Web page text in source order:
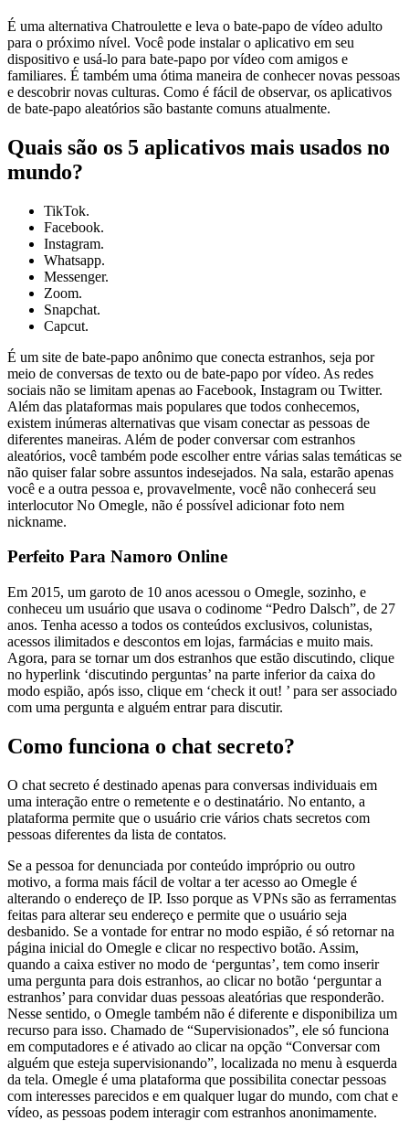
É uma alternativa Chatroulette e leva o bate-papo de vídeo adulto
para o próximo nível. Você pode instalar o aplicativo em seu
dispositivo e usá-lo para bate-papo por vídeo com amigos e
familiares. É também uma ótima maneira de conhecer novas pessoas
e descobrir novas culturas. Como é fácil de observar, os aplicativos
de bate-papo aleatórios são bastante comuns atualmente.
Quais são os 5 aplicativos mais usados no
mundo?
TikTok.
Facebook.
Instagram.
Whatsapp.
Messenger.
Zoom.
Snapchat.
Capcut.
É um site de bate-papo anônimo que conecta estranhos, seja por
meio de conversas de texto ou de bate-papo por vídeo. As redes
sociais não se limitam apenas ao Facebook, Instagram ou Twitter.
Além das plataformas mais populares que todos conhecemos,
existem inúmeras alternativas que visam conectar as pessoas de
diferentes maneiras. Além de poder conversar com estranhos
aleatórios, você também pode escolher entre várias salas temáticas se
não quiser falar sobre assuntos indesejados. Na sala, estarão apenas
você e a outra pessoa e, provavelmente, você não conhecerá seu
interlocutor No Omegle, não é possível adicionar foto nem
nickname.
Perfeito Para Namoro Online
Em 2015, um garoto de 10 anos acessou o Omegle, sozinho, e
conheceu um usuário que usava o codinome “Pedro Dalsch”, de 27
anos. Tenha acesso a todos os conteúdos exclusivos, colunistas,
acessos ilimitados e descontos em lojas, farmácias e muito mais.
Agora, para se tornar um dos estranhos que estão discutindo, clique
no hyperlink ‘discutindo perguntas’ na parte inferior da caixa do
modo espião, após isso, clique em ‘check it out! ’ para ser associado
com uma pergunta e alguém entrar para discutir.
Como funciona o chat secreto?
O chat secreto é destinado apenas para conversas individuais em
uma interação entre o remetente e o destinatário. No entanto, a
plataforma permite que o usuário crie vários chats secretos com
pessoas diferentes da lista de contatos.
Se a pessoa for denunciada por conteúdo impróprio ou outro
motivo, a forma mais fácil de voltar a ter acesso ao Omegle é
alterando o endereço de IP. Isso porque as VPNs são as ferramentas
feitas para alterar seu endereço e permite que o usuário seja
desbanido. Se a vontade for entrar no modo espião, é só retornar na
página inicial do Omegle e clicar no respectivo botão. Assim,
quando a caixa estiver no modo de ‘perguntas’, tem como inserir
uma pergunta para dois estranhos, ao clicar no botão ‘perguntar a
estranhos’ para convidar duas pessoas aleatórias que responderão.
Nesse sentido, o Omegle também não é diferente e disponibiliza um
recurso para isso. Chamado de “Supervisionados”, ele só funciona
em computadores e é ativado ao clicar na opção “Conversar com
alguém que esteja supervisionando”, localizada no menu à esquerda
da tela. Omegle é uma plataforma que possibilita conectar pessoas
com interesses parecidos e em qualquer lugar do mundo, com chat e
vídeo, as pessoas podem interagir com estranhos anonimamente.